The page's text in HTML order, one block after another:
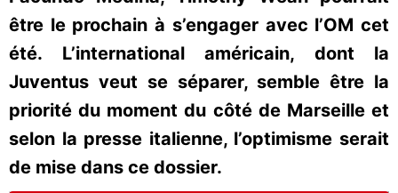
être le prochain à s’engager avec l’OM cet
été. L’international américain, dont la
Juventus veut se séparer, semble être la
priorité du moment du côté de Marseille et
selon la presse italienne, l’optimisme serait
de mise dans ce dossier.